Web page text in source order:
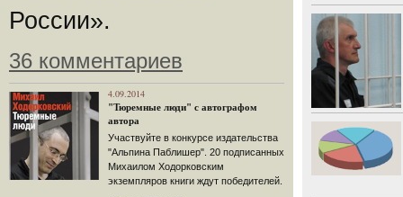
России».
36 комментариев
4.09.2014
"Тюремные люди" с автографом
автора
Участвуйте в конкурсе издательства
"Альпина Паблишер". 20 подписанных
Михаилом Ходорковским
экземпляров книги ждут победителей.